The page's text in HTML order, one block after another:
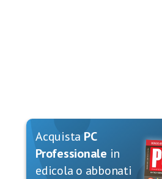
Acquista PC
Professionale in
edicola o abbonati